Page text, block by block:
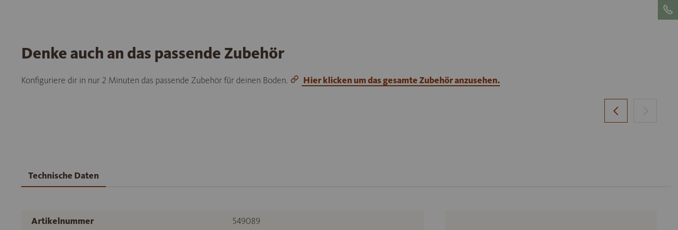
Denke auch an das passende Zubehör
Konfiguriere dir in nur 2 Minuten das passende Zubehör für deinen Boden. Hier klicken um das gesamte Zubehör anzusehen.
Technische Daten
Artikelnummer
549089